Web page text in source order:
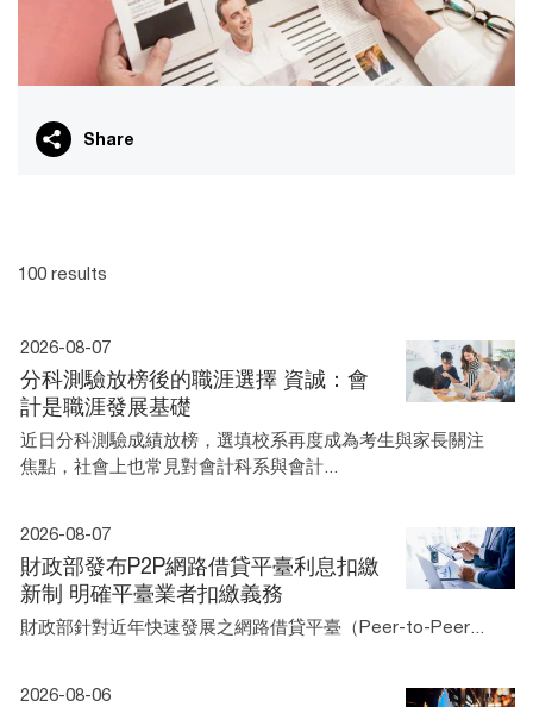
Share
100 results
2026-08-07
分科測驗放榜後的職涯選擇 資誠：會
計是職涯發展基礎
近日分科測驗成績放榜，選填校系再度成為考生與家長關注
焦點，社會上也常見對會計科系與會計...
2026-08-07
財政部發布P2P網路借貸平臺利息扣繳
新制 明確平臺業者扣繳義務
財政部針對近年快速發展之網路借貸平臺（Peer-to-Peer...
2026-08-06